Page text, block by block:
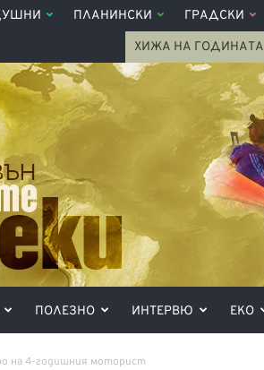
ПЛАНИНСКИ ГРАДСКИ
ХИЖА НА ГОДИНАТА
ПОЛЕЗНО ИНТЕРВЮ ЕКО
на 4-годишния моторист